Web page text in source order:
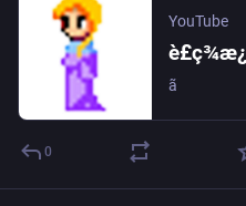
YouTube
è£ç¾æ¿
ã
0